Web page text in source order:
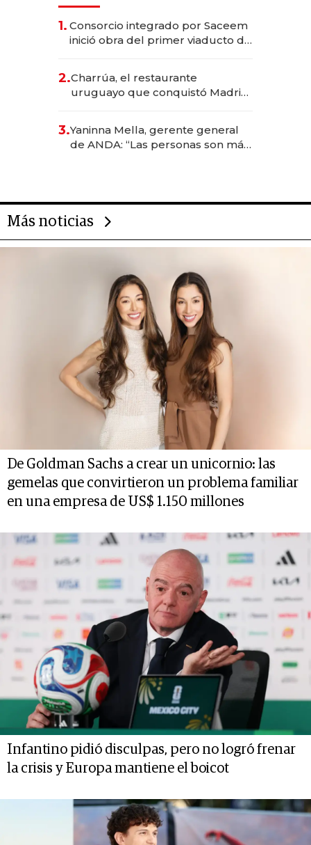
1. Consorcio integrado por Saceem
inició obra del primer viaducto de
millones
2.Charrúa, el restaurante
uruguayo que conquistó Madrid:
anticipación y prepara apertura
3.Yaninna Mella, gerente general
de ANDA: “Las personas son más
Más noticias
De Goldman Sachs a crear un unicornio: las
gemelas que convirtieron un problema familiar
en una empresa de US$ 1.150 millones
Infantino pidió disculpas, pero no logró frenar
la crisis y Europa mantiene el boicot